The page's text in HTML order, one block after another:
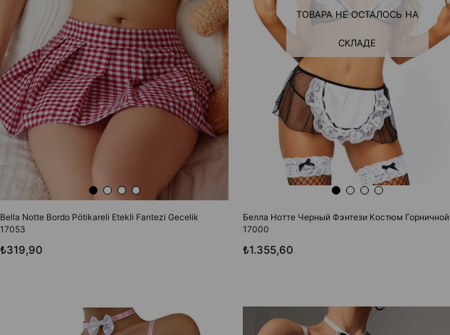
Bella Notte Bordo Pötikareli Etekli Fantezi Gecelik
17053
₺319,90
ТОВАРА НЕ ОСТАЛОСЬ НА
СКЛАДЕ
Белла Нотте Черный Фэнтези Костюм Горничной
17000
₺1.355,60